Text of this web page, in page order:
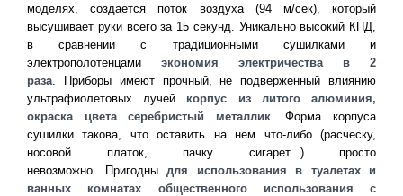
моделях, создается поток воздуха (94 м/сек), который
высушивает руки всего за 15 секунд. Уникально высокий КПД,
в сравнении с традиционными сушилками и
электрополотенцами экономия электричества в 2
раза.
Приборы имеют прочный, не подверженный влиянию
ультрафиолетовых лучей корпус из литого алюминия,
окраска цвета серебристый металлик. Форма корпуса
сушилки такова, что оставить на нем что-либо (расческу,
носовой платок, пачку сигарет...) просто
невозможно.
Пригодны для использования в туалетах и
ванных комнатах общественного использования с